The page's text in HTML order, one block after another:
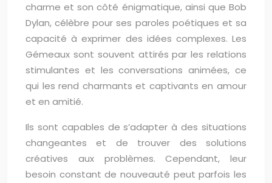
charme et son côté énigmatique, ainsi que Bob
Dylan, célèbre pour ses paroles poétiques et sa
capacité à exprimer des idées complexes. Les
Gémeaux sont souvent attirés par les relations
stimulantes et les conversations animées, ce
qui les rend charmants et captivants en amour
et en amitié.
Ils sont capables de s’adapter à des situations
changeantes et de trouver des solutions
créatives aux problèmes. Cependant, leur
besoin constant de nouveauté peut parfois les